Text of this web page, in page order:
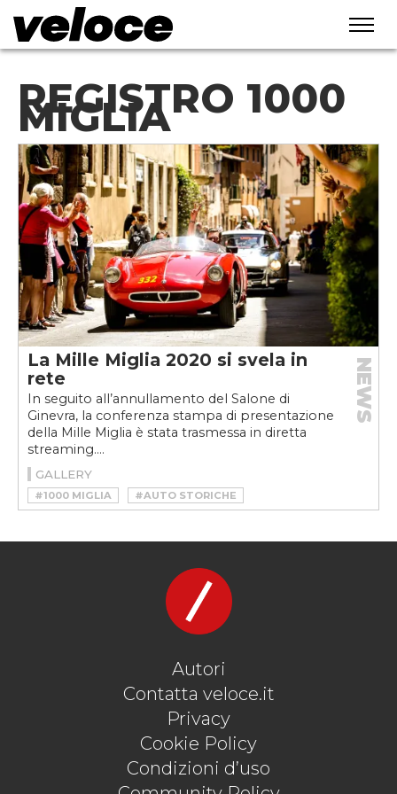
REGISTRO 1000
MIGLIA
La Mille Miglia 2020 si svela in
rete
In seguito all’annullamento del Salone di
Ginevra, la conferenza stampa di presentazione
della Mille Miglia è stata trasmessa in diretta
streaming....
NEWS
GALLERY
#1000 MIGLIA
#AUTO STORICHE
#MILLE MIGLIA
#MILLE MIGLIA 2020
Autori
Contatta veloce.it
Privacy
Cookie Policy
Condizioni d’uso